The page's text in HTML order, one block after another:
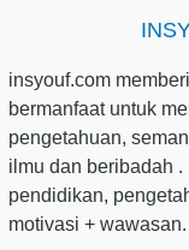
insyouf.com
bermanfaat untuk
pengetahuan,
ilmu dan beribadah
pendidikan,
motivasi + wawasan.